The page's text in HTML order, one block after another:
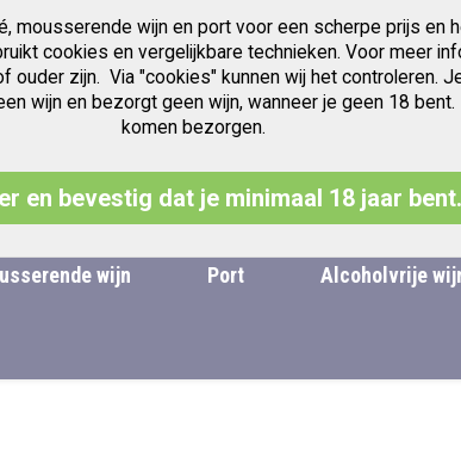
mousserende wijn en port voor een scherpe prijs en
cookies en vergelijkbare technieken. Voor meer
ouder zijn. Via "cookies" kunnen wij het controleren.
wijn en bezorgt geen wijn, wanneer je geen 18
komen bezorgen.
en bevestig dat je minimaal 18 jaar bent.
v.a. € 97.50 Jubileum jaren Vintage Port
wijn Port Alcoholvrije